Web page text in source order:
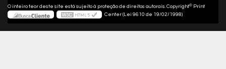
O inteiro teor deste site está sujeito à proteção de direitos autorais. Copyright© Print
Center (Lei 9610 de 19/02/1998)